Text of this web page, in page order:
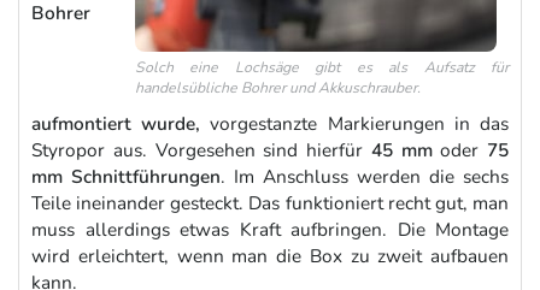
Solch eine Lochsäge gibt es als Aufsatz für
handelsübliche Bohrer und Akkuschrauber.
Bohrer
aufmontiert wurde, vorgestanzte Markierungen in das
Styropor aus. Vorgesehen sind hierfür 45 mmoder 75
mm Schnittführungen. Im Anschluss werden die sechs
Teile ineinander gesteckt. Das funktioniert recht gut, man
muss allerdings etwas Kraft aufbringen. Die Montage
wird erleichtert, wenn man die Box zu zweit aufbauen
kann.